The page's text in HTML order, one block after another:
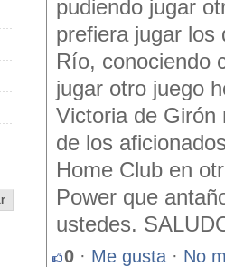
pudiendo jugar
prefiera jugar los
Río, conociendo
jugar otro juego
Victoria de Girón
de los
Home Club en
Power que
ustedes.
0 · Me gusta · No